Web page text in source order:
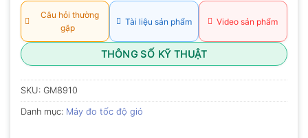
Câu hỏi thường
gặp
Tài liệu sản phẩm Video sản phẩm
THÔNG SỐ KỸ THUẬT
SKU: GM8910
Danh mục: Máy đo tốc độ gió